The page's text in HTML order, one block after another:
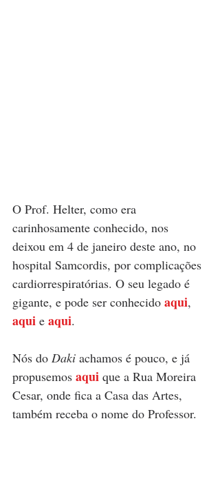
O Prof. Helter, como era
carinhosamente conhecido, nos
deixou em 4 de janeiro deste ano, no
hospital Samcordis, por complicações
cardiorrespiratórias. O seu legado é
gigante, e pode ser conhecido aqui,
aqui e aqui.
Nós do Daki achamos é pouco, e já
propusemos aqui que a Rua Moreira
Cesar, onde fica a Casa das Artes,
também receba o nome do Professor.